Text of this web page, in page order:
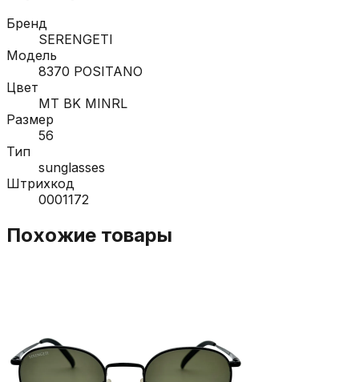
Бренд
SERENGETI
Модель
8370 POSITANO
Цвет
MT BK MINRL
Размер
56
Тип
sunglasses
Штрихкод
0001172
Похожие товары